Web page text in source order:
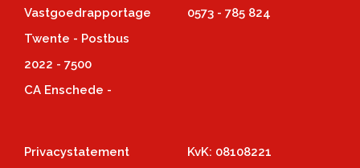
Vastgoedrapportage
Twente - Postbus
2022 - 7500
CA Enschede -
0573 - 785 824
Privacystatement
KvK: 08108221